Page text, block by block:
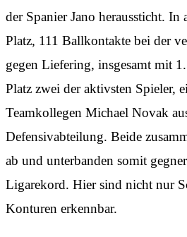
der Spanier Jano heraussticht. In
Platz, 111 Ballkontakte bei der
gegen Liefering, insgesamt mit
Platz zwei der aktivsten Spieler,
Teamkollegen Michael Novak
Defensivabteilung. Beide
ab und unterbanden somit
Ligarekord. Hier sind nicht nur
Konturen erkennbar.